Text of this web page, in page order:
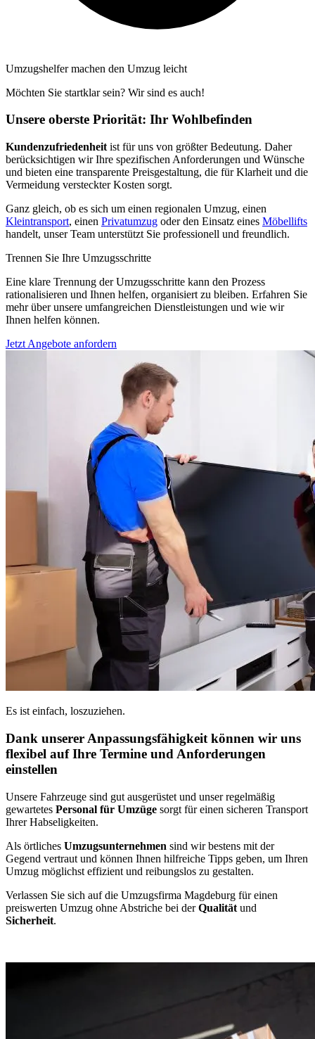
Umzugshelfer machen den Umzug leicht
Möchten Sie startklar sein? Wir sind es auch!
Unsere oberste Priorität: Ihr Wohlbefinden
Kundenzufriedenheit ist für uns von größter Bedeutung. Daher
berücksichtigen wir Ihre spezifischen Anforderungen und Wünsche
und bieten eine transparente Preisgestaltung, die für Klarheit und die
Vermeidung versteckter Kosten sorgt.
Ganz gleich, ob es sich um einen regionalen Umzug, einen
Kleintransport, einen Privatumzug oder den Einsatz eines Möbellifts
handelt, unser Team unterstützt Sie professionell und freundlich.
Trennen Sie Ihre Umzugsschritte
Eine klare Trennung der Umzugsschritte kann den Prozess
rationalisieren und Ihnen helfen, organisiert zu bleiben. Erfahren Sie
mehr über unsere umfangreichen Dienstleistungen und wie wir
Ihnen helfen können.
Jetzt Angebote anfordern
Es ist einfach, loszuziehen.
Dank unserer Anpassungsfähigkeit können wir uns
flexibel auf Ihre Termine und Anforderungen
einstellen
Unsere Fahrzeuge sind gut ausgerüstet und unser regelmäßig
gewartetes Personal für Umzüge sorgt für einen sicheren Transport
Ihrer Habseligkeiten.
Als örtliches Umzugsunternehmen sind wir bestens mit der
Gegend vertraut und können Ihnen hilfreiche Tipps geben, um Ihren
Umzug möglichst effizient und reibungslos zu gestalten.
Verlassen Sie sich auf die Umzugsfirma Magdeburg für einen
preiswerten Umzug ohne Abstriche bei derQualität und
Sicherheit.